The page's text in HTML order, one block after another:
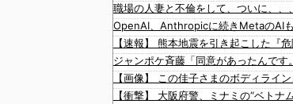
職場の人妻と不倫をして、ついに、、、